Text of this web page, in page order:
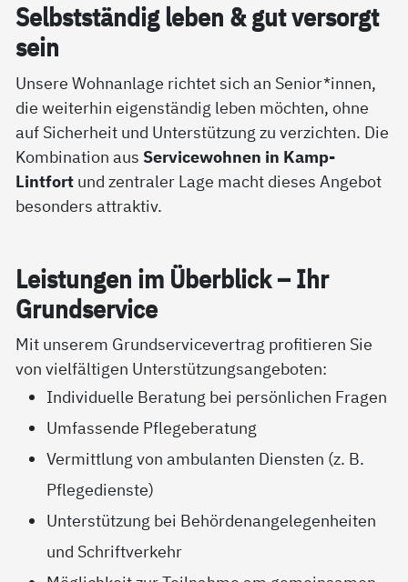
Selbst­stän­dig le­ben & gut ver­sorgt
sein
Unsere Wohnanlage richtet sich an Senior*innen,
die weiterhin eigenständig leben möchten, ohne
auf Sicherheit und Unterstützung zu verzichten. Die
Kombination aus Servicewohnen in Kamp-
Lintfort und zentraler Lage macht dieses Angebot
besonders attraktiv.
Leis­tun­gen im Über­blick – Ihr
Grund­ser­vice
Mit unserem Grundservicevertrag profitieren Sie
von vielfältigen Unterstützungsangeboten:
Individuelle Beratung bei persönlichen Fragen
Umfassende Pflegeberatung
Vermittlung von ambulanten Diensten (z. B.
Pflegedienste)
Unterstützung bei Behördenangelegenheiten
und Schriftverkehr